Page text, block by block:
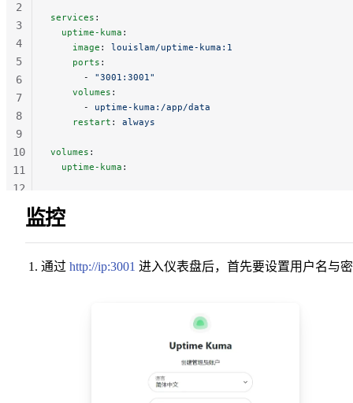
services :
  uptime-kuma
:
    image
: louislam/uptime-kuma:1
    ports
:
      -
"3001:3001"
    volumes
:
      -
uptime-kuma:/app/data
    restart
: always
volumes :
  uptime-kuma
:
2
3
4
5
6
7
8
9
10
11
12
监控
通过 http://ip:3001 进入仪表盘后，首先要设置用户名与